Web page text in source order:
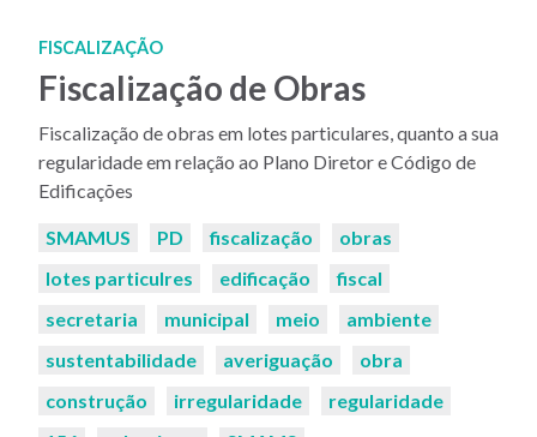
FISCALIZAÇÃO
Fiscalização de Obras
Fiscalização de obras em lotes particulares, quanto a sua
regularidade em relação ao Plano Diretor e Código de
Edificações
Palavras-
SMAMUS PD fiscalização
obras
lotes particulres
edificação
fiscal
secretaria
municipal meio
ambiente
sustentabilidade
averiguação
obra
construção
irregularidade
regularidade